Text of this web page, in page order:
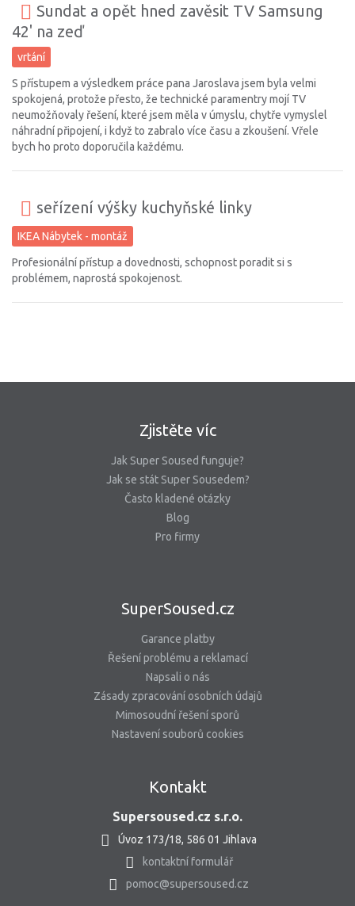
Sundat a opět hned zavěsit TV Samsung
42' na zeď
vrtání
S přístupem a výsledkem práce pana Jaroslava jsem byla velmi
spokojená, protože přesto, že technické paramentry mojí TV
neumožňovaly řešení, které jsem měla v úmyslu, chytře vymyslel
náhradní připojení, i když to zabralo více času a zkoušení. Vřele
bych ho proto doporučila každému.
seřízení výšky kuchyňské linky
IKEA Nábytek - montáž
Profesionální přístup a dovednosti, schopnost poradit si s
problémem, naprostá spokojenost.
Zjistěte víc
Jak Super Soused funguje?
Jak se stát Super Sousedem?
Často kladené otázky
Blog
Pro firmy
SuperSoused.cz
Garance platby
Řešení problému a reklamací
Napsali o nás
Zásady zpracování osobních údajů
Mimosoudní řešení sporů
Nastavení souborů cookies
Kontakt
Supersoused.cz s.r.o.
Úvoz 173/18, 586 01 Jihlava
kontaktní formulář
pomoc@supersoused.cz